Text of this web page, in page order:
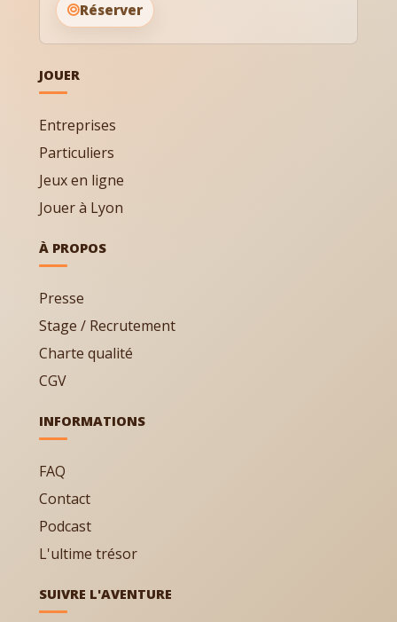
Réserver
JOUER
Entreprises
Particuliers
Jeux en ligne
Jouer à Lyon
À PROPOS
Presse
Stage / Recrutement
Charte qualité
CGV
INFORMATIONS
FAQ
Contact
Podcast
L'ultime trésor
SUIVRE L'AVENTURE